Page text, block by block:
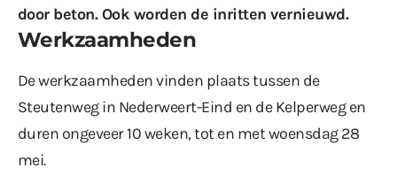
door beton. Ook worden de inritten vernieuwd.
Werkzaamheden
De werkzaamheden vinden plaats tussen de
Steutenweg in Nederweert-Eind en de Kelperweg en
duren ongeveer 10 weken, tot en met woensdag 28
mei.